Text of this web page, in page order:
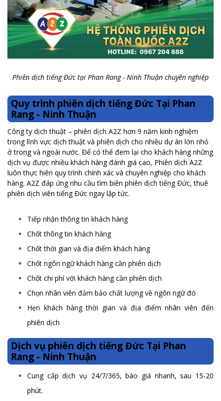
Phiên dịch tiếng Đức tại Phan Rang - Ninh Thuận chuyên nghiệp
Quy trình phiên dịch tiếng Đức Tại Phan
Rang - Ninh Thuận
Công ty dịch thuật – phiên dịch A2Z hơn 9 năm kinh nghiệm
trong lĩnh vực dịch thuật và phiên dịch cho nhiều dự án lớn nhỏ
ở trong và ngoài nước. Để có thể đem lại cho khách hàng những
dịch vụ được nhiều khách hàng đánh giá cao, Phiên dịch A2Z
luôn thực hiên quy trình chính xác và chuyên nghiệp cho khách
hàng. A2Z đáp ứng nhu cầu tìm biên phiên dịch tiếng Đức, thuê
phiên dịch viên tiếng Đức ngay lập tức.
Tiếp nhận thông tin khách hàng
Chốt thông tin khách hàng
Chốt thời gian và địa điểm khách hàng
Chốt ngôn ngữ khách hàng cần phiên dịch
Chốt chi phí với khách hàng cần phiên dịch
Chọn nhân viên đảm bảo chất lượng về ngôn ngữ đó
Hẹn khách hàng thời gian và địa điểm nhân viên đến
phiên dịch
Dịch vụ phiên dịch tiếng Đức Tại Phan
Rang - Ninh Thuận
Cung cấp dịch vụ 24/7/365, báo giá nhanh, sau 15-20
phút.